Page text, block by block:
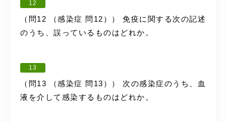
12
（問12 （感染症 問12）） 免疫に関する次の記述
のうち、誤っているものはどれか。
13
（問13 （感染症 問13）） 次の感染症のうち、血
液を介して感染するものはどれか。